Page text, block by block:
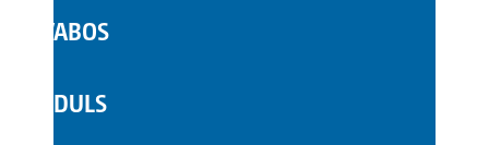
LAVABOS
MÒDULS